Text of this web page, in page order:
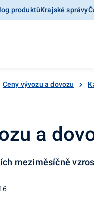
produktůKrajské správy
Ceny vývozu a dovozu
a
meziměsíčně